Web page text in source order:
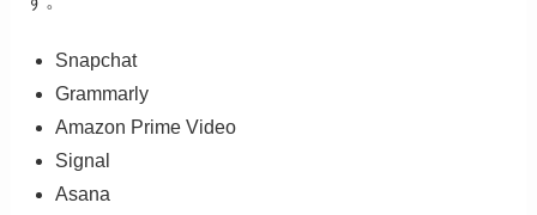
Snapchat
Grammarly
Amazon Prime Video
Signal
Asana